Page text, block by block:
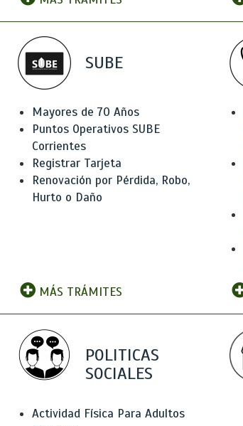
SUBE
Mayores de 70 Años
Puntos Operativos SUBE
Corrientes
Registrar Tarjeta
Renovación por Pérdida, Robo,
Hurto o Daño
MÁS TRÁMITES
POLITICAS
SOCIALES
Actividad Física Para Adultos